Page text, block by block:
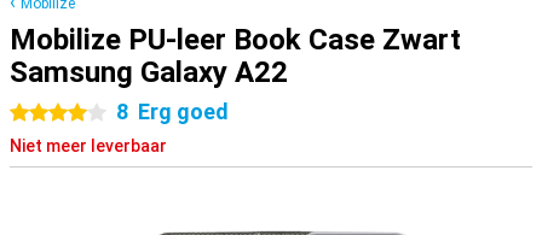
Mobilize
Mobilize PU-leer Book Case Zwart
Samsung Galaxy A22
4 sterren
8 Erg goed
Niet meer leverbaar